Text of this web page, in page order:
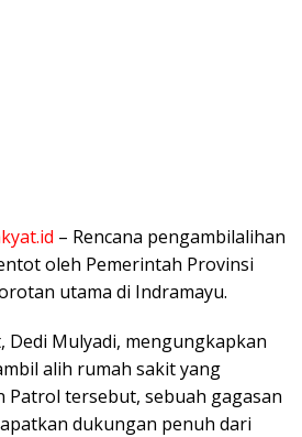
– Rencana pengambilalihan
oleh Pemerintah Provinsi
utama di Indramayu.
Dedi Mulyadi, mengungkapkan
alih rumah sakit yang
Patrol tersebut, sebuah gagasan
dukungan penuh dari